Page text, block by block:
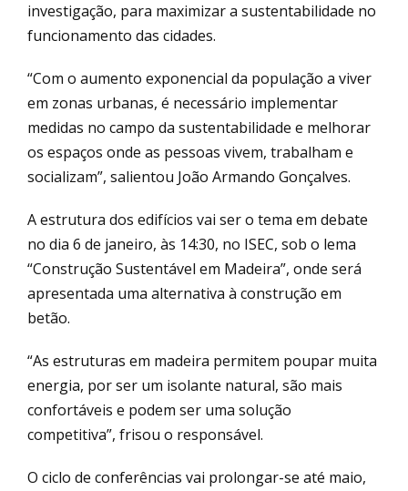
investigação, para maximizar a sustentabilidade no
funcionamento das cidades.
“Com o aumento exponencial da população a viver
em zonas urbanas, é necessário implementar
medidas no campo da sustentabilidade e melhorar
os espaços onde as pessoas vivem, trabalham e
socializam”, salientou João Armando Gonçalves.
A estrutura dos edifícios vai ser o tema em debate
no dia 6 de janeiro, às 14:30, no ISEC, sob o lema
“Construção Sustentável em Madeira”, onde será
apresentada uma alternativa à construção em
betão.
“As estruturas em madeira permitem poupar muita
energia, por ser um isolante natural, são mais
confortáveis e podem ser uma solução
competitiva”, frisou o responsável.
O ciclo de conferências vai prolongar-se até maio,